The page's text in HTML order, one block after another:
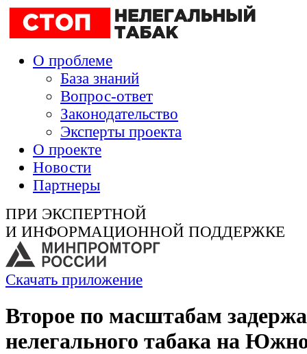
О проблеме
База знаний
Вопрос-ответ
Законодательство
Эксперты проекта
О проекте
Новости
Партнеры
ПРИ ЭКСПЕРТНОЙ
И ИНФОРМАЦИОННОЙ ПОДДЕРЖКЕ
Скачать приложение
Второе по масштабам
нелегального табака на